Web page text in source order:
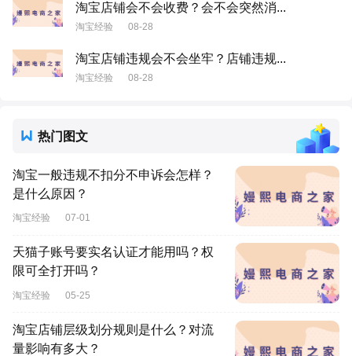
淘宝店铺会不会收费？会不会突然消...
淘宝经验 08-28
淘宝店铺违规会不会坐牢？店铺违规...
淘宝经验 08-28
热门图文
淘宝一般违规不扣分不申诉会怎样？
是什么原因？
淘宝经验 07-01
天猫子账号要实名认证才能用吗？权
限可全打开吗？
淘宝经验 05-25
淘宝店铺层级划分规则是什么？对流
量影响有多大？